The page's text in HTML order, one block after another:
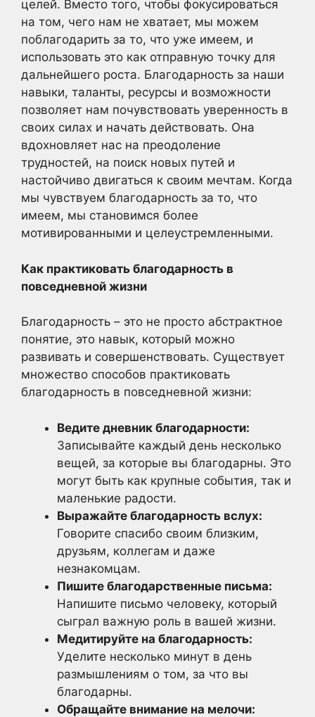
целей. Вместо того, чтобы фокусироваться
на том, чего нам не хватает, мы можем
поблагодарить за то, что уже имеем, и
использовать это как отправную точку для
дальнейшего роста. Благодарность за наши
навыки, таланты, ресурсы и возможности
позволяет нам почувствовать уверенность в
своих силах и начать действовать. Она
вдохновляет нас на преодоление
трудностей, на поиск новых путей и
настойчиво двигаться к своим мечтам. Когда
мы чувствуем благодарность за то, что
имеем, мы становимся более
мотивированными и целеустремленными.
Как практиковать благодарность в
повседневной жизни
Благодарность – это не просто абстрактное
понятие, это навык, который можно
развивать и совершенствовать. Существует
множество способов практиковать
благодарность в повседневной жизни:
Ведите дневник благодарности:
Записывайте каждый день несколько
вещей, за которые вы благодарны. Это
могут быть как крупные события, так и
маленькие радости.
Выражайте благодарность вслух:
Говорите спасибо своим близким,
друзьям, коллегам и даже
незнакомцам.
Пишите благодарственные письма:
Напишите письмо человеку, который
сыграл важную роль в вашей жизни.
Медитируйте на благодарность:
Уделите несколько минут в день
размышлениям о том, за что вы
благодарны.
Обращайте внимание на мелочи: